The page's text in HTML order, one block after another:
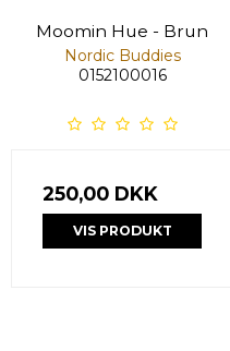
Moomin Hue - Brun
Nordic Buddies
0152100016
250,00 DKK
VIS PRODUKT